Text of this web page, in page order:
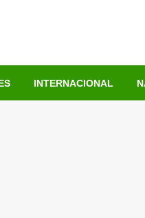
INTERNACIONAL